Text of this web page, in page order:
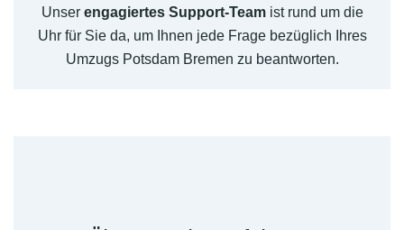
Unser engagiertes Support-Teamist rund um die
Uhr für Sie da, um Ihnen jede Frage bezüglich Ihres
Umzugs Potsdam Bremen zu beantworten.